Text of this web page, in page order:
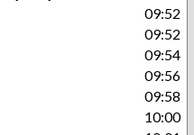
09:52
09:52
09:54
09:56
09:58
10:00